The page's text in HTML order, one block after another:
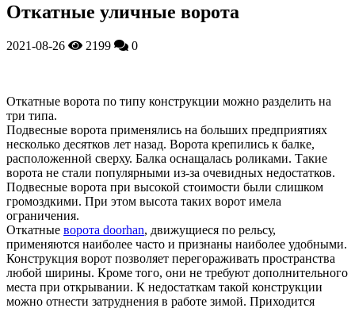
Откатные уличные ворота
2021-08-26 2199 0
Откатные ворота по типу конструкции можно разделить на
три типа.
Подвесные ворота применялись на больших предприятиях
несколько десятков лет назад. Ворота крепились к балке,
расположенной сверху. Балка оснащалась роликами. Такие
ворота не стали популярными из-за очевидных недостатков.
Подвесные ворота при высокой стоимости были слишком
громоздкими. При этом высота таких ворот имела
ограничения.
Откатные ворота doorhan, движущиеся по рельсу,
применяются наиболее часто и признаны наиболее удобными.
Конструкция ворот позволяет перегораживать пространства
любой ширины. Кроме того, они не требуют дополнительного
места при открывании. К недостаткам такой конструкции
можно отнести затруднения в работе зимой. Приходится